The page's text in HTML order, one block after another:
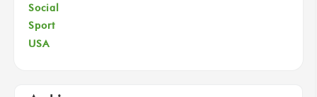
Social
Sport
USA